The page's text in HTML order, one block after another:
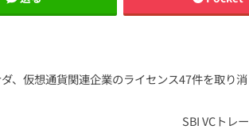
、仮想通貨関連企業のライセンス47件を取り
SBI VCトレ